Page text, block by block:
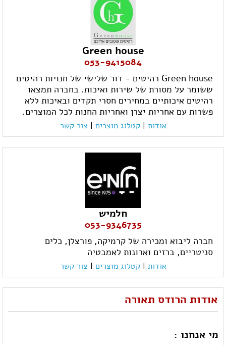
Green house
053-9415084
Green house רהיטים - דור שלישי של חנויות רהיטים
ששומר על מסורת של שירות ואיכות. בחברה תמצאו
רהיטים איכותיים במחירים חסרי תקדים ובאיכות ללא
פשרות עם אחריות יצרן ואחריות החנות לכל המוצרים.
אודות | קטלוג מוצרים | צור קשר
חלמיש
053-9346735
חברה ליבוא ומכירה של קרמיקה, פורצלן, כלים
סניטריים, ברזים וארונות לאמבטיה
אודות | קטלוג מוצרים | צור קשר
אודות הרודס תאורה
מי אנחנו :